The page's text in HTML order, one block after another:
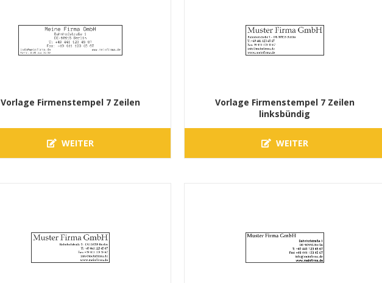
Vorlage Firmenstempel 7 Zeilen
WEITER
Vorlage Firmenstempel 7 Zeilen
linksbündig
WEITER